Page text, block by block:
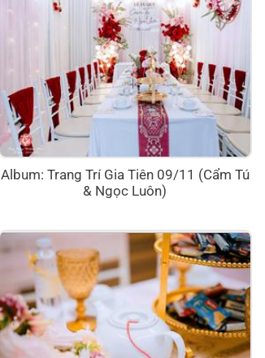
Album: Trang Trí Gia Tiên 09/11 (Cẩm Tú
& Ngọc Luôn)